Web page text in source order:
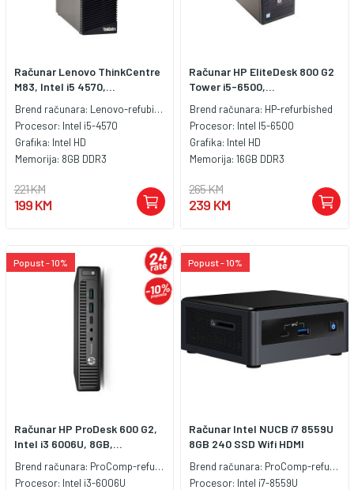
Računar Lenovo ThinkCentre
M83, Intel i5 4570,...
Brend računara: Lenovo-refubished
Procesor: Intel i5-4570
Grafika: Intel HD
Memorija: 8GB DDR3
221 KM
199 KM
Računar HP EliteDesk 800 G2
Tower i5-6500,...
Brend računara: HP-refurbished
Procesor: Intel I5-6500
Grafika: Intel HD
Memorija: 16GB DDR3
265 KM
239 KM
Popust - 10%
Računar HP ProDesk 600 G2,
Intel i3 6006U, 8GB,...
Brend računara: ProComp-refubished
Procesor: Intel i3-6006U
Popust - 10%
Računar Intel NUCB i7 8559U
8GB 240 SSD Wifi HDMI
Brend računara: ProComp-refubished
Procesor: Intel i7-8559U